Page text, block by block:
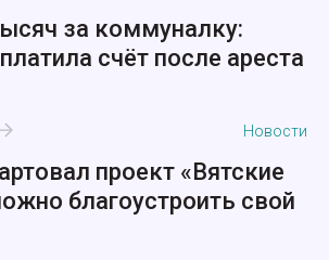
за коммуналку:
счёт после ареста
Новости
проект «Вятские
благоустроить свой